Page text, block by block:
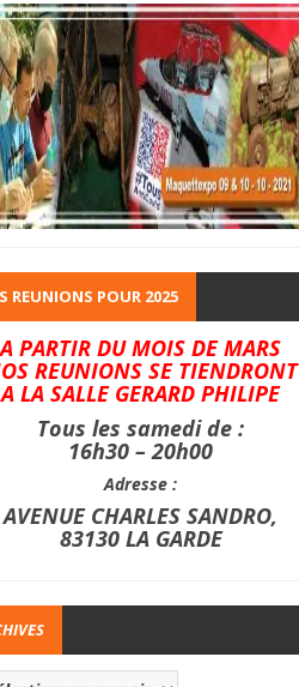
REUNIONS POUR 2025
A PARTIR DU MOIS DE MARS
REUNIONS SE TIENDRONT
A LA SALLE GERARD PHILIPE
Tous les samedi de :
16h30 – 20h00
Adresse :
AVENUE CHARLES SANDRO,
83130 LA GARDE